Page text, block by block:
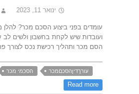
ינואר 11, 2023
עומדים בפני ביצוע הסכם מכר?
ועובדות שיש לקחת בחשבון ולשים לב
הסם מכר ותהליך רכישת נכס לצורך
הסכמי מכר עורךדיןהסכםמכר
Read more